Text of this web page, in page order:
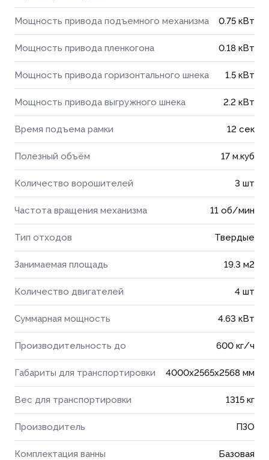
Мощность привода подъемного механизма 0.75 кВт
Мощность привода пленкогона 0.18 кВт
Мощность привода горизонтального шнека 1.5 кВт
Мощность привода выгружного шнека 2.2 кВт
Время подъема рамки 12 сек
Полезный объём 17 м.куб
Количество ворошителей 3 шт
Частота вращения механизма 11 об/мин
Тип отходов Твердые
Занимаемая площадь 19.3 м2
Количество двигателей 4 шт
Суммарная мощность 4.63 кВт
Производительность до 600 кг/ч
Габариты для транспортировки 4000x2565x2568 мм
Вес для транспортировки 1315 кг
Производитель ПЗО
Комплектация ванны Базовая